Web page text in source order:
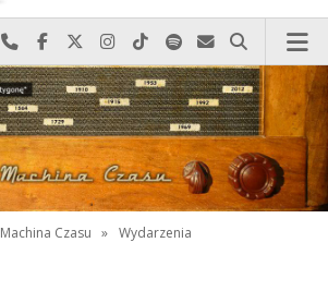
Najlepiej po prostu do nas zadzwoń
Odwiedź nas na Facebook-u
Odwiedź nas na X
Odwiedź nas na Instagram-ie
Odwiedź nas na TikTok-u
Szukaj nas na Spotify
Wyślij do nas
Szukaj
Machina Czasu » Wydarzenia